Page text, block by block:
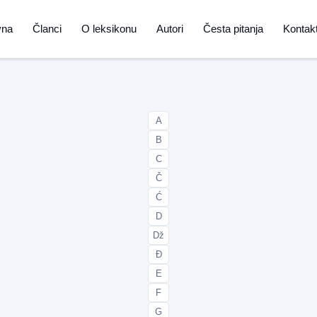
Članci O leksikonu Autori Česta pitanja
A
B
C
Č
Ć
D
Dž
Đ
E
F
G